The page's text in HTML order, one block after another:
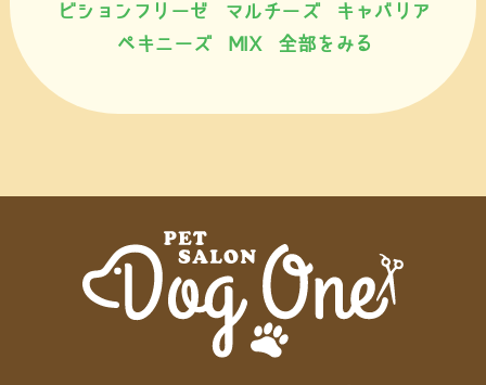
ビションフリーゼ
マルチーズ
キャバリア
ペキニーズ
MIX 全部をみる